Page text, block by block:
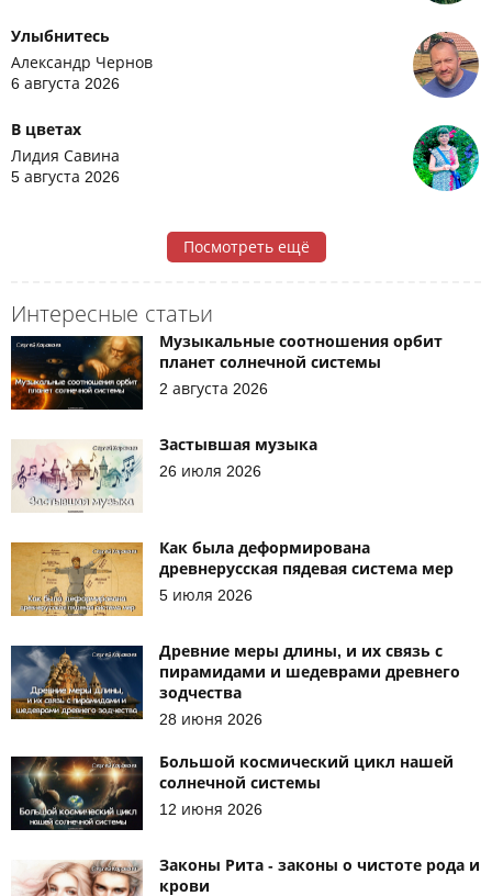
Улыбнитесь
Александр Чернов
6 августа 2026
В цветах
Лидия Савина
5 августа 2026
Посмотреть ещё
Интересные статьи
Музыкальные соотношения орбит
планет солнечной системы
2 августа 2026
Застывшая музыка
26 июля 2026
Как была деформирована
древнерусская пядевая система мер
5 июля 2026
Древние меры длины, и их связь с
пирамидами и шедеврами древнего
зодчества
28 июня 2026
Большой космический цикл нашей
солнечной системы
12 июня 2026
Законы Рита - законы о чистоте рода и
крови